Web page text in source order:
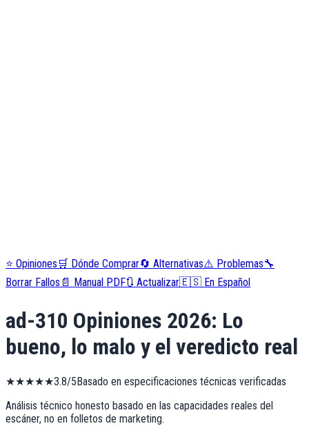
⭐ Opiniones 🛒 Dónde Comprar🔄 Alternativas⚠️ Problemas🔧
Borrar Fallos 📄 Manual PDF🔃 Actualizar🇪🇸 En Español
ad-310 Opiniones 2026: Lo
bueno, lo malo y el veredicto real
★★★★★3.8/5Basado en especificaciones técnicas verificadas
Análisis técnico honesto basado en las capacidades reales del
escáner, no en folletos de marketing.